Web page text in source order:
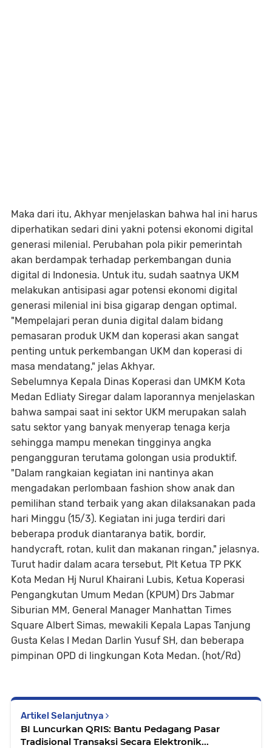
Maka dari itu, Akhyar menjelaskan bahwa hal ini harus
diperhatikan sedari dini yakni potensi ekonomi digital
generasi milenial. Perubahan pola pikir pemerintah
akan berdampak terhadap perkembangan dunia
digital di Indonesia. Untuk itu, sudah saatnya UKM
melakukan antisipasi agar potensi ekonomi digital
generasi milenial ini bisa gigarap dengan optimal.
"Mempelajari peran dunia digital dalam bidang
pemasaran produk UKM dan koperasi akan sangat
penting untuk perkembangan UKM dan koperasi di
masa mendatang," jelas Akhyar.
Sebelumnya Kepala Dinas Koperasi dan UMKM Kota
Medan Edliaty Siregar dalam laporannya menjelaskan
bahwa sampai saat ini sektor UKM merupakan salah
satu sektor yang banyak menyerap tenaga kerja
sehingga mampu menekan tingginya angka
pengangguran terutama golongan usia produktif.
"Dalam rangkaian kegiatan ini nantinya akan
mengadakan perlombaan fashion show anak dan
pemilihan stand terbaik yang akan dilaksanakan pada
hari Minggu (15/3). Kegiatan ini juga terdiri dari
beberapa produk diantaranya batik, bordir,
handycraft, rotan, kulit dan makanan ringan," jelasnya.
Turut hadir dalam acara tersebut, Plt Ketua TP PKK
Kota Medan Hj Nurul Khairani Lubis, Ketua Koperasi
Pengangkutan Umum Medan (KPUM) Drs Jabmar
Siburian MM, General Manager Manhattan Times
Square Albert Simas, mewakili Kepala Lapas Tanjung
Gusta Kelas I Medan Darlin Yusuf SH, dan beberapa
pimpinan OPD di lingkungan Kota Medan. (hot/Rd)
Artikel Selanjutnya
BI Luncurkan QRIS: Bantu Pedagang Pasar
Tradisional Transaksi Secara Elektronik...